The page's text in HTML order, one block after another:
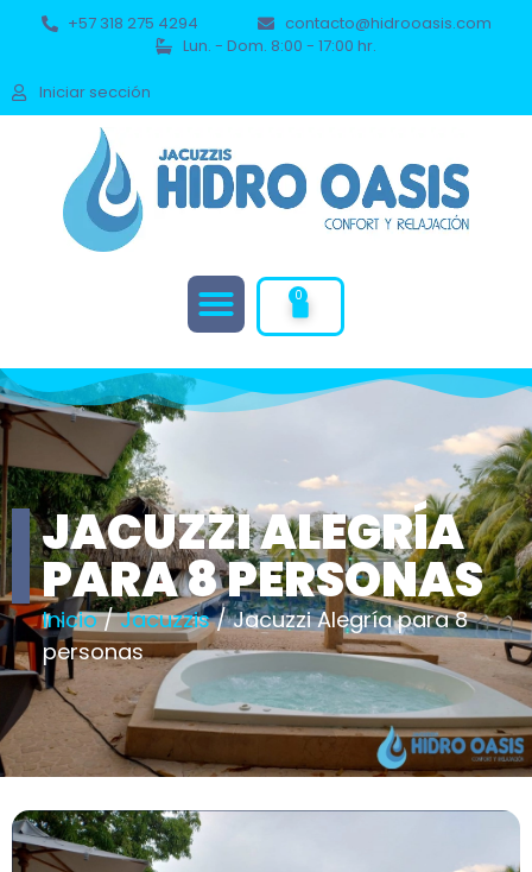
+57 318 275 4294
contacto@hidrooasis.com
Lun. - Dom. 8:00 - 17:00 hr.
Iniciar sección
0
JACUZZI ALEGRÍA
PARA 8 PERSONAS
Inicio/Jacuzzis/ Jacuzzi Alegría para 8
personas